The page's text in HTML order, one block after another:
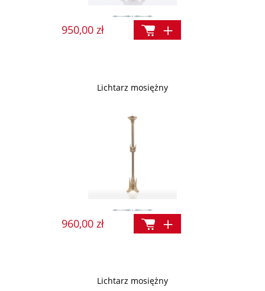
950,00 zł
Lichtarz mosiężny
960,00 zł
Lichtarz mosiężny